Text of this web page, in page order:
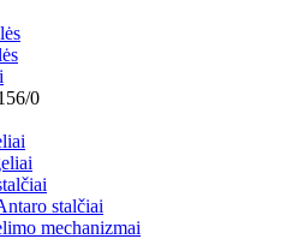
0
stalčiai
mechanizmai